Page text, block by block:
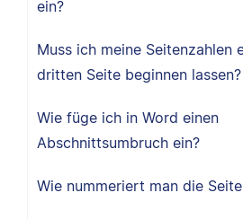
ein?
Muss ich meine Seitenzahlen
dritten Seite beginnen lassen?
Wie füge ich in Word einen
Abschnittsumbruch ein?
Wie nummeriert man die